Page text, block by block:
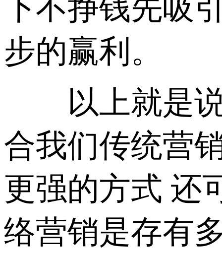
下不挣钱先吸
步的赢利。
以上就是说
合我们传统营
更强的方式 还
络营销是存有